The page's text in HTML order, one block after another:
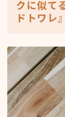
クに似て
ドトワレ』